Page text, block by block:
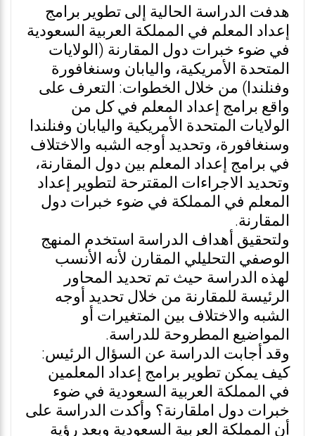
هدفت الدراسة الحالية إلى تطوير برامج
إعداد المعلم في المملكة العربية السعودية
في ضوء خبرات دول المقارنة (الولايات
المتحدة الأمريكية، واليابان وسنغافورة
وفنلندا) من خلال الخطوات: التعرف على
واقع برامج إعداد المعلم في كل من
الولايات المتحدة الأمريكية واليابان وفنلندا
وسنغافورة، وتحديد أوجه الشبه والاختلاف
في برامج إعداد المعلم بين دول المقارنة،
وتحديد الاجراءات المقترحة لتطوير إعداد
المعلم في المملكة في ضوء خبرات دول
المقارنة.
ولتحقيق أهداف الدراسة استخدم المنهج
الوصفي التحليلي المقارن لأنه الأنسب
لهذه الدراسة حيث تم تحديد المحاور
الرئيسة للمقارنة من خلال تحديد أوجه
الشبه والاختلاف بين المتغيرات أو
المواضيع المطروحة للدراسة.
وقد أجابت الدراسة عن السؤال الرئيس:
كيف يمكن تطوير برامج إعداد المعلمين
في المملكة العربية السعودية في ضوء
خبرات دول املقارنة؟ وأكدت الدراسة على
أن المملكة العربية السعودية وبعد رؤية